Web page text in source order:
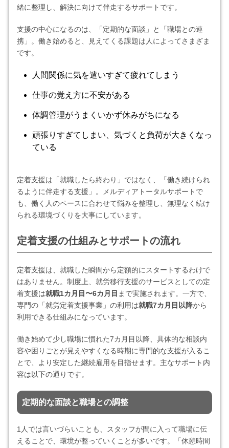
緒に整理し、解決に向けて伴走するサポートです。
支援の中心になるのは、「定期的な面談」と「職場との連
携」。働き始めると、見えてくる課題は人によってさまざま
です。
人間関係に気を遣いすぎて疲れてしまう
仕事の覚え方に不安がある
体調管理がうまくいかず休みがちになる
頑張りすぎてしまい、気づくと負荷が大きくなっ
ている
定着支援は「就職したら終わり」ではなく、「働き続けられ
るように伴走する支援」。メルディアトータルサポートで
も、働く人のペースに合わせて悩みを整理し、無理なく続け
られる環境づくりを大事にしています。
定着支援の仕組みとサポートの流れ
定着支援は、就職した瞬間から定額的にスタートするわけで
はありません。制度上、就労移行支援のサービスとしての定
着支援は就職1カ月目〜6カ月目 まで実施されます。一方で、
専門の「就労定着支援事業」の利用は就職7カ月目以降から
利用できる仕組みになっています。
働き始めて少し職場に慣れた7カ月目以降、具体的な相談内
容や困りごとが見えやすくなる時期に専門的な支援が入るこ
とで、より安定した継続雇用を目指せます。主なサポート内
容は以下の通りです。
定期的な面談と職場との調整
1人では言いづらいことも、スタッフが間に入って職場に伝
えることで、環境が整っていくことが多いです。「休憩時間